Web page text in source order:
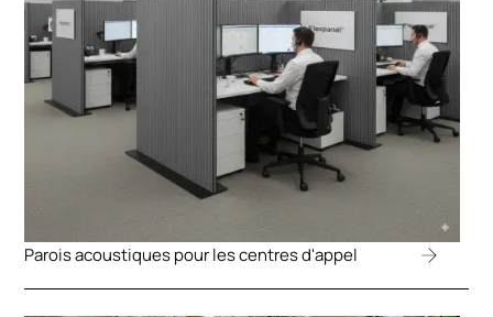
Parois acoustiques pour les centres d'appel